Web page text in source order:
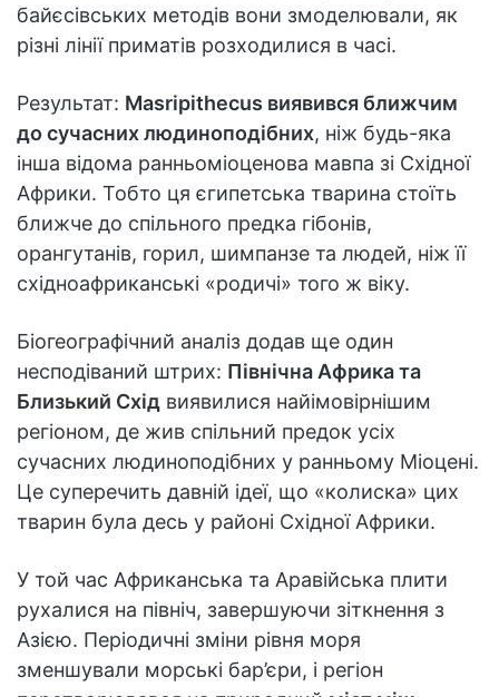
байєсівських методів вони змоделювали, як
різні лінії приматів розходилися в часі.
Результат: Masripithecus виявився ближчим
до сучасних людиноподібних, ніж будь-яка
інша відома ранньоміоценова мавпа зі Східної
Африки. Тобто ця єгипетська тварина стоїть
ближче до спільного предка гібонів,
орангутанів, горил, шимпанзе та людей, ніж її
східноафриканські «родичі» того ж віку.
Біогеографічний аналіз додав ще один
несподіваний штрих: Північна Африка та
Близький Схід виявилися найімовірнішим
регіоном, де жив спільний предок усіх
сучасних людиноподібних у ранньому Міоцені.
Це суперечить давній ідеї, що «колиска» цих
тварин була десь у районі Східної Африки.
У той час Африканська та Аравійська плити
рухалися на північ, завершуючи зіткнення з
Азією. Періодичні зміни рівня моря
зменшували морські бар’єри, і регіон